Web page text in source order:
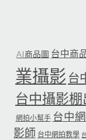
AI商品圖 台中商
業攝影 台
台中攝影棚
網拍小幫手 台中
影師 台中網拍教學